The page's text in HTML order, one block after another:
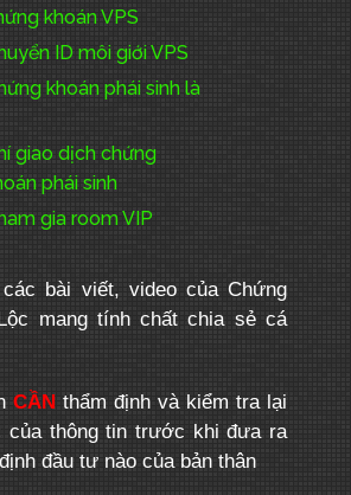
khoán VPS
ID môi giới VPS
khoán phái sinh là
giao dịch chứng
phái sinh
gia room VIP
bài viết, video của Chứng
mang tính chất chia sẻ cá
CẦNthẩm định và kiểm tra lại
của thông tin trước khi đưa ra
đầu tư nào của bản thân